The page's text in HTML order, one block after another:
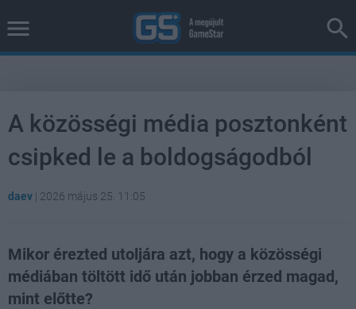
A közösségi média posztonként
csipked le a boldogságodból
daev | 2026 május 25. 11:05
Mikor érezted utoljára azt, hogy a közösségi
médiában töltött idő után jobban érzed magad,
mint előtte?